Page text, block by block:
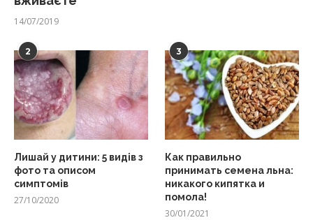
14/07/2019
2
Лишай у дитини: 5 видів з
фото та описом
симптомів
27/10/2020
3
Как правильно
принимать семена льна:
никакого кипятка и
помола!
30/01/2021